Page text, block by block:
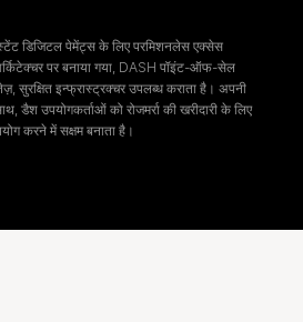
डिजिटल पेमेंट्स के लिए परमिशनलेस एक्सेस
पर बनाया गया, DASH पॉइंट-ऑफ-सेल
इन्फ्रास्ट्रक्चर उपलब्ध कराता है। अपनी
उपयोगकर्ताओं को रोजमर्रा की खरीदारी के लिए
करने में सक्षम बनाता है।